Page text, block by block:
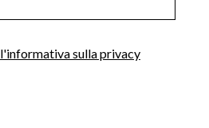
l'informativa sulla privacy